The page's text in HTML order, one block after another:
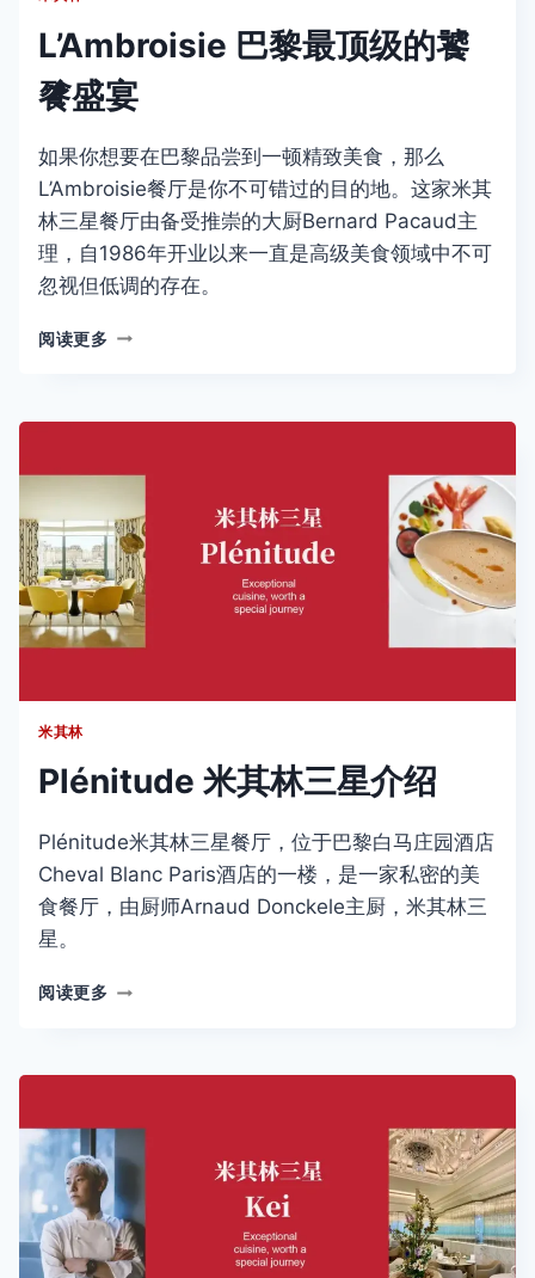
L’Ambroisie 巴黎最顶级的饕
餮盛宴
如果你想要在巴黎品尝到一顿精致美食，那么
L’Ambroisie餐厅是你不可错过的目的地。这家米其
林三星餐厅由备受推崇的大厨Bernard Pacaud主
理，自1986年开业以来一直是高级美食领域中不可
忽视但低调的存在。
阅读更多 L’AMBROISIE
的
餮
盛
宴
米其林
Plénitude 米其林三星介绍
Plénitude米其林三星餐厅，位于巴黎白马庄园酒店
Cheval Blanc Paris酒店的一楼，是一家私密的美
食餐厅，由厨师Arnaud Donckele主厨，米其林三
星。
阅读更多 PLÉNITUDE
介
绍